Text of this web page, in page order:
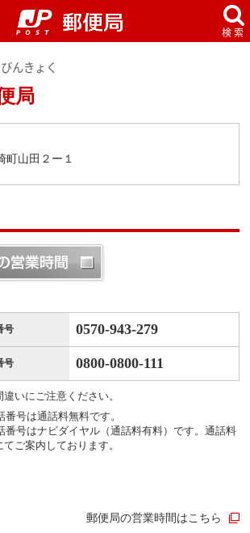
んきょく
局
町山田２ー１
号 0570-943-279
号 0800-0800-111
いにご注意ください。
号は通話料無料です。
号はナビダイヤル（通話料有料）です。通話料
ご案内しております。
郵便局の営業時間はこちら